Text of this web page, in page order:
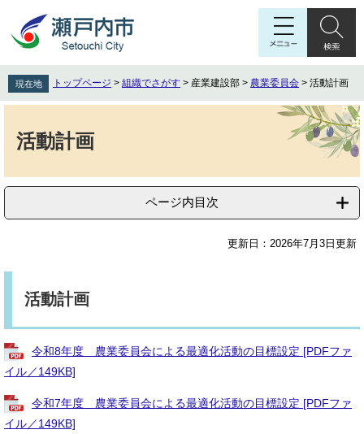
先
頭
を
飛
文
現在地 トップページ > 組織でさがす > 産業建設部 > 農業委員会 > 活動計画
活動計画
ページ内目次
更新日：2026年7月3日更新
活動計画
令和8年度 農業委員会による最適化活動の目標設定 [PDFファ
イル／149KB]
令和7年度 農業委員会による最適化活動の目標設定 [PDFファ
イル／149KB]